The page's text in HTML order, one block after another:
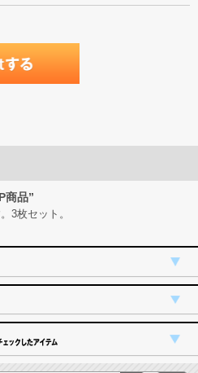
商品”
3枚セット。